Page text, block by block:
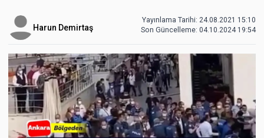
Harun Demirtaş
Yayınlama Tarihi: 24.08.2021 15:10
Son Güncelleme: 04.10.2024 19:54